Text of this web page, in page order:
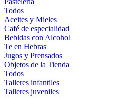
Todos
Aceites y Mieles
Café de especialidad
Bebidas con Alcohol
Te en Hebras
Jugos y Prensados
Objetos de la Tienda
Todos
Talleres infantiles
Talleres juveniles